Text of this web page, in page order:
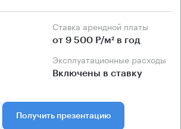
Ставка арендной платы
от 9 500 Р/м² в год
Эксплуатационные расходы
Включены в ставку
Получить презентацию